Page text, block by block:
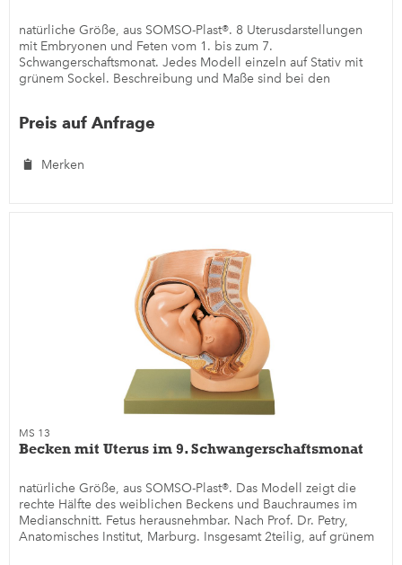
natürliche Größe, aus SOMSO-Plast®. 8 Uterusdarstellungen
mit Embryonen und Feten vom 1. bis zum 7.
Schwangerschaftsmonat. Jedes Modell einzeln auf Stativ mit
grünem Sockel. Beschreibung und Maße sind bei den
Preis auf Anfrage
Merken
MS 13
Becken mit Uterus im 9. Schwangerschaftsmonat
natürliche Größe, aus SOMSO-Plast®. Das Modell zeigt die
rechte Hälfte des weiblichen Beckens und Bauchraumes im
Medianschnitt. Fetus herausnehmbar. Nach Prof. Dr. Petry,
Anatomisches Institut, Marburg. Insgesamt 2teilig, auf grünem